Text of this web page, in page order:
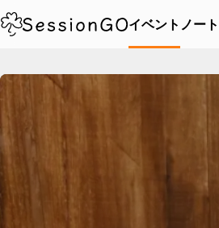
イベント ノート